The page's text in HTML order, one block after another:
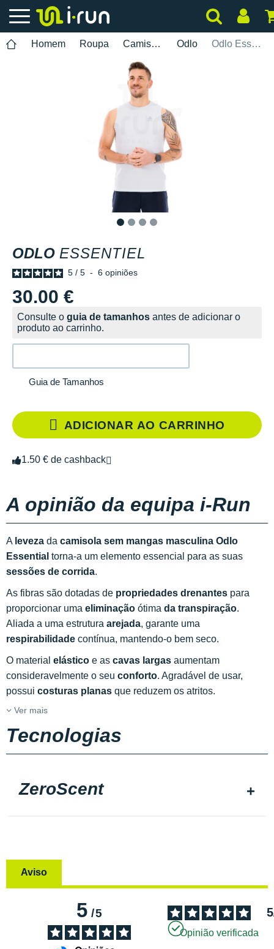
Homem Roupa Camisolas Sem Mangas Odlo Odlo Essentiel
ODLO ESSENTIEL
5 / 5 - 6 opiniões
30.00 €
Consulte o guia de tamanhos antes de adicionar o
produto ao carrinho.
Guia de Tamanhos
ADICIONAR AO CARRINHO
1.50 € de cashback
A opinião da equipa i-Run
A leveza da camisola sem mangas masculina Odlo
Essential torna-a um elemento essencial para as suas
sessões de corrida.
As fibras são dotadas de propriedades drenantes para
proporcionar uma eliminação ótima da transpiração.
Aliada a uma estrutura arejada, garante uma
respirabilidade contínua, mantendo-o bem seco.
O material elástico e as cavas largas aumentam
consideravelmente o seu conforto. Agradável de usar,
possui costuras planas que reduzem os atritos.
Ver mais
Tecnologias
ZeroScent
Aviso
5/5 5
Opinião verificada